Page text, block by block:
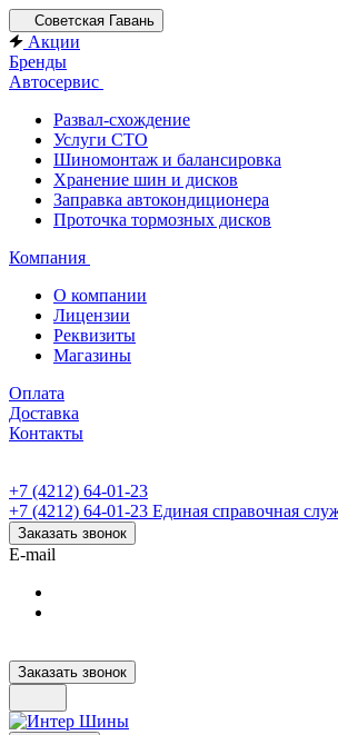
Советская Гавань
Акции
Бренды
Автосервис
Развал-схождение
Услуги СТО
Шиномонтаж и балансировка
Хранение шин и дисков
Заправка автокондиционера
Проточка тормозных дисков
Компания
О компании
Лицензии
Реквизиты
Магазины
Оплата
Доставка
Контакты
+7 (4212) 64-01-23
+7 (4212) 64-01-23 Единая справочная
Заказать звонок
E-mail
Заказать звонок